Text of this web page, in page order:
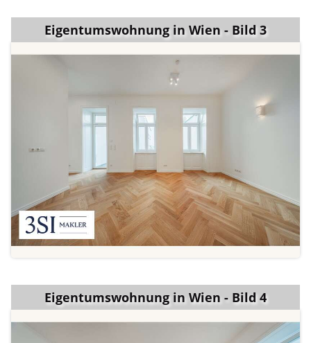
Eigentumswohnung in Wien - Bild 3
Eigentumswohnung in Wien - Bild 4